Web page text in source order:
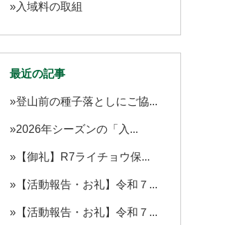
入域料の取組
最近の記事
登山前の種子落としにご協...
2026年シーズンの「入...
【御礼】R7ライチョウ保...
【活動報告・お礼】令和７...
【活動報告・お礼】令和７...